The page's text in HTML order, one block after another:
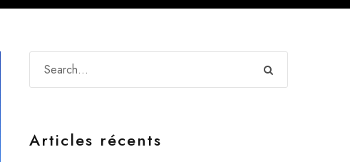
Articles récents